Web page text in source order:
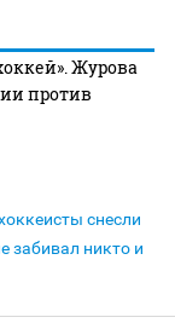
Журова
против
снесли
забивал никто и